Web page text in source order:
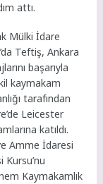
attı.
Mülki İdare
Teftiş, Ankara
başarıyla
kaymakam
tarafından
Leicester
katıldı.
Amme İdaresi
Kaymakamlık